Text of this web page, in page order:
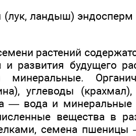
(лук, ландыш)
растений
развития будущего
минеральные.
углеводы
— вода и минеральные
вещества в
семена